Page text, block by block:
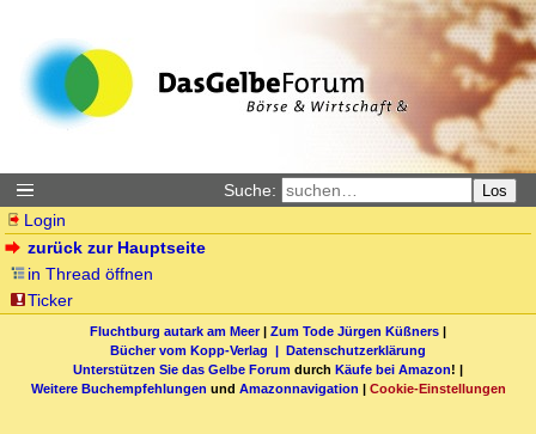
Suche: Los
Login
zurück zur Hauptseite
in Thread öffnen
Ticker
Fluchtburg autark am Meer| Zum Tode Jürgen Küßners |
Bücher vom Kopp-Verlag | Datenschutzerklärung
Unterstützen Sie das Gelbe Forum durch Käufe bei Amazon! |
Weitere Buchempfehlungen und Amazonnavigation | Cookie-Einstellungen